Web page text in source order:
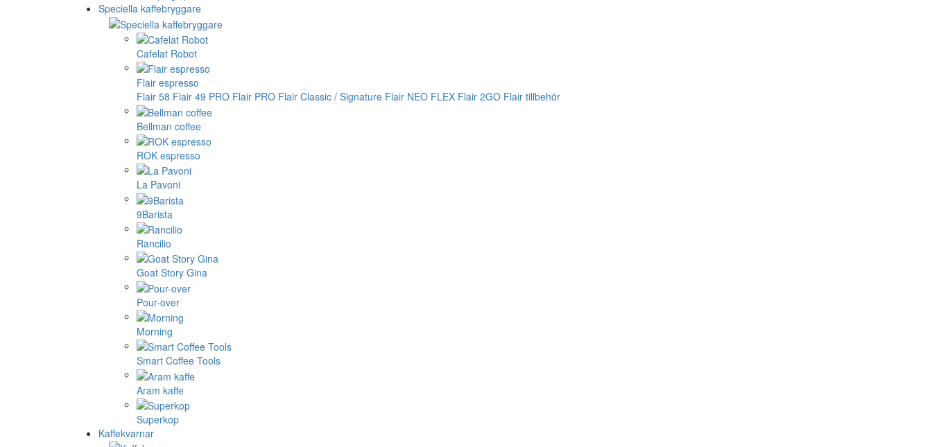
Speciella kaffebryggare
Cafelat Robot
Flair espresso
Flair 58 Flair 49 PRO Flair PRO Flair Classic / Signature Flair NEO FLEX Flair 2GO Flair tillbehör
Bellman coffee
ROK espresso
La Pavoni
9Barista
Rancilio
Goat Story Gina
Pour-over
Morning
Smart Coffee Tools
Aram kaffe
Superkop
Kaffekvarnar